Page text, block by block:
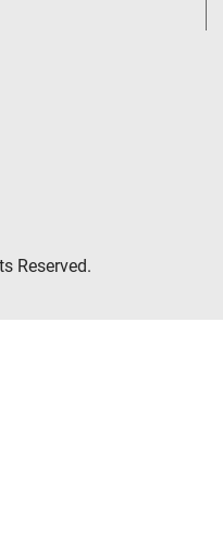
Reserved.